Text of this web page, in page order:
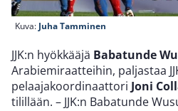
Kuva: Juha Tamminen
JJK:n hyökkääjä Babatunde
Arabiemiraatteihin, paljastaa
pelaajakoordinaattori Joni
tilillään. – JJK:n Babatunde